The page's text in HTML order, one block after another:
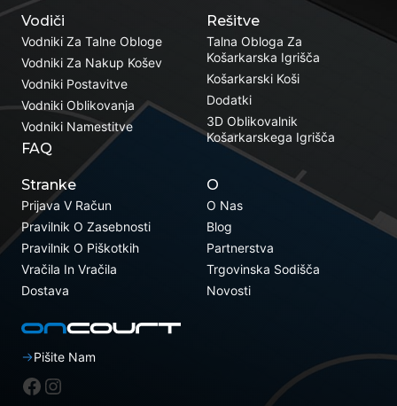
Rešitve
Talna Obloga Za
Košarkarska Igrišča
Košarkarski Koši
Dodatki
3D Oblikovalnik
Košarkarskega Igrišča
Vodiči
Vodniki Za Talne Obloge
Vodniki Za Nakup Košev
Vodniki Postavitve
Vodniki Oblikovanja
Vodniki Namestitve
FAQ
Stranke
Prijava V Račun
Pravilnik O Zasebnosti
Pravilnik O Piškotkih
Vračila In Vračila
Dostava
O
O Nas
Blog
Partnerstva
Trgovinska Sodišča
Novosti
Pišite Nam
Facebook
Instagram